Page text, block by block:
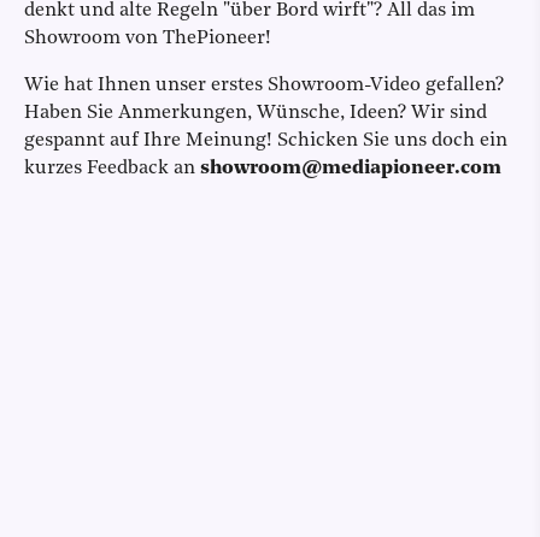
denkt und alte Regeln "über Bord wirft"? All das im
Showroom von ThePioneer!
Wie hat Ihnen unser erstes Showroom-Video gefallen?
Haben Sie Anmerkungen, Wünsche, Ideen? Wir sind
gespannt auf Ihre Meinung! Schicken Sie uns doch ein
kurzes Feedback an showroom@mediapioneer.com